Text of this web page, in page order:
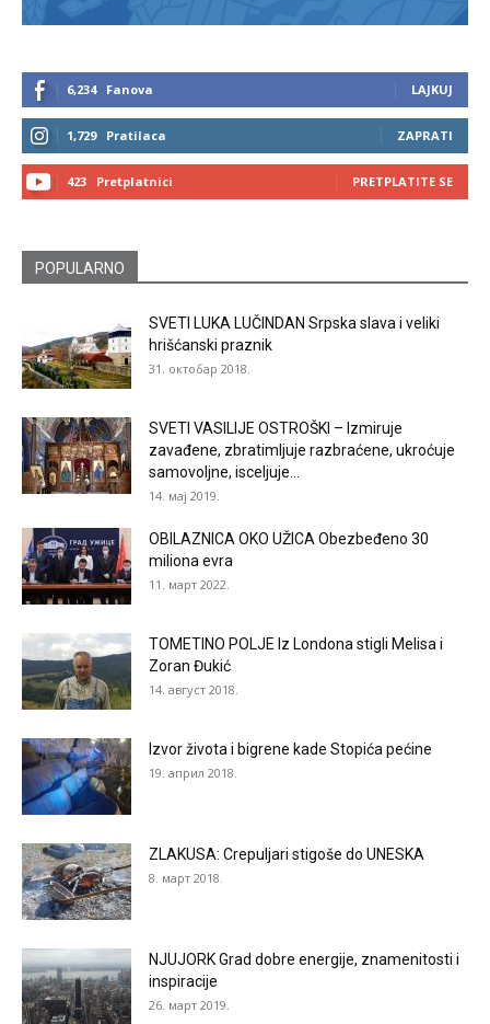
6,234 Fanova LAJKUJ
1,729 Pratilaca ZAPRATI
423 Pretplatnici PRETPLATITE SE
POPULARNO
SVETI LUKA LUČINDAN Srpska slava i veliki
hrišćanski praznik
31. октобар 2018.
SVETI VASILIJE OSTROŠKI – Izmiruje
zavađene, zbratimljuje razbraćene, ukroćuje
samovoljne, isceljuje...
14. мај 2019.
OBILAZNICA OKO UŽICA Obezbeđeno 30
miliona evra
11. март 2022.
TOMETINO POLJE Iz Londona stigli Melisa i
Zoran Đukić
14. август 2018.
Izvor života i bigrene kade Stopića pećine
19. април 2018.
ZLAKUSA: Crepuljari stigoše do UNESKA
8. март 2018.
NJUJORK Grad dobre energije, znamenitosti i
inspiracije
26. март 2019.